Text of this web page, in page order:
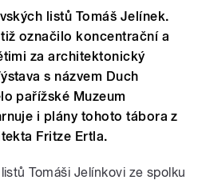
listů Tomáš Jelínek.
označilo koncentrační a
za architektonický
s názvem Duch
pařížské Muzeum
i plány tohoto tábora z
Fritze Ertla.
Tomáši Jelínkovi ze spolku